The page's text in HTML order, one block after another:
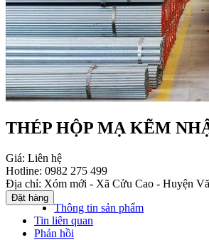
THÉP HỘP MẠ KẼM
Giá: Liên hệ
Hotline: 0982 275 499
Địa chỉ: Xóm mới - Xã Cửu Cao - Huyện
Thông tin sản phẩm
Tin liên quan
Phản hồi